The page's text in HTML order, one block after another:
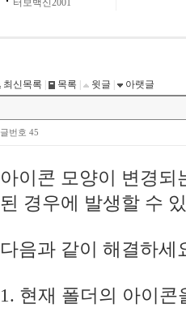
터보백신2001
최신목록 목록 윗글 아랫글
글번호 45
아이콘 모양이 변경되
된 경우에 발생할 수
다음과 같이 해결하세
1. 현재 폴더의 아이